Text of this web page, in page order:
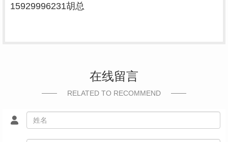
15929996231胡总
在线留言
RELATED TO RECOMMEND